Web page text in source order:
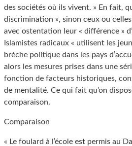
des sociétés où ils vivent. » En fait,
discrimination », sinon ceux ou
avec ostentation leur « différence »
Islamistes radicaux « utilisent les
brèche politique dans les pays
alors les mesures prises dans une
fonction de facteurs historiques,
de mentalité. Ce qui fait qu’on
comparaison.
Comparaison
« Le foulard à l’école est permis au